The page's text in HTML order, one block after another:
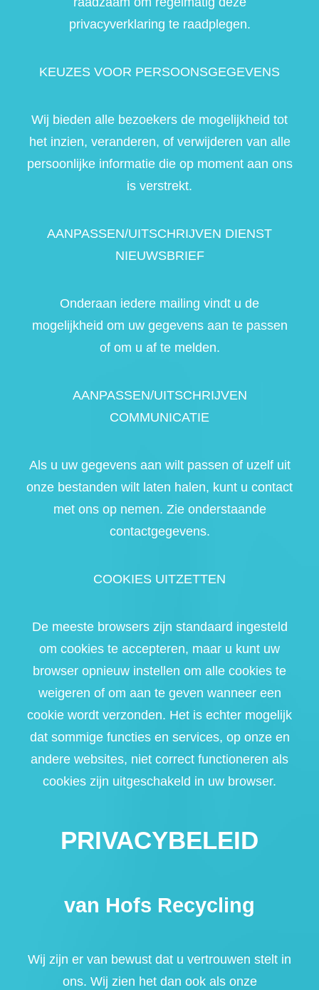
privacyverklaring te raadplegen.
KEUZES VOOR PERSOONSGEGEVENS
Wij bieden alle bezoekers de mogelijkheid tot
het inzien, veranderen, of verwijderen van alle
persoonlijke informatie die op moment aan ons
is verstrekt.
AANPASSEN/UITSCHRIJVEN DIENST
NIEUWSBRIEF
Onderaan iedere mailing vindt u de
mogelijkheid om uw gegevens aan te passen
of om u af te melden.
AANPASSEN/UITSCHRIJVEN
COMMUNICATIE
Als u uw gegevens aan wilt passen of uzelf uit
onze bestanden wilt laten halen, kunt u contact
met ons op nemen. Zie onderstaande
contactgegevens.
COOKIES UITZETTEN
De meeste browsers zijn standaard ingesteld
om cookies te accepteren, maar u kunt uw
browser opnieuw instellen om alle cookies te
weigeren of om aan te geven wanneer een
cookie wordt verzonden. Het is echter mogelijk
dat sommige functies en services, op onze en
andere websites, niet correct functioneren als
cookies zijn uitgeschakeld in uw browser.
PRIVACYBELEID
van Hofs Recycling
Wij zijn er van bewust dat u vertrouwen stelt in
ons. Wij zien het dan ook als onze